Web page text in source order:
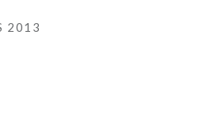
2013